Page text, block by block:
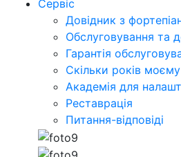
Сервіс
Довідник з
Обслуговування та
Гарантія
Скільки років
Академія для
Реставрація
Питання-відповіді